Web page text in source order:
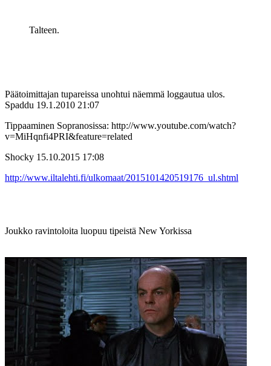
Talteen.
Päätoimittajan tupareissa unohtui näemmä loggautua ulos.
Spaddu 19.1.2010 21:07
Tippaaminen Sopranosissa: http://www.youtube.com/watch?
v=MiHqnfi4PRI&feature=related
Shocky 15.10.2015 17:08
http://www.iltalehti.fi/ulkomaat/2015101420519176_ul.shtml
Joukko ravintoloita luopuu tipeistä New Yorkissa